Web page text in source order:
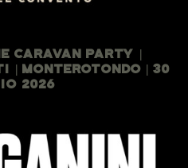
Caravan Party |
| Monterotondo | 30
2026